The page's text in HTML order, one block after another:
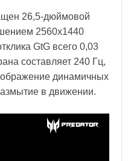
26,5-дюймовой
2560x1440
GtG всего 0,03
составляет 240 Гц,
динамичных
в движении.